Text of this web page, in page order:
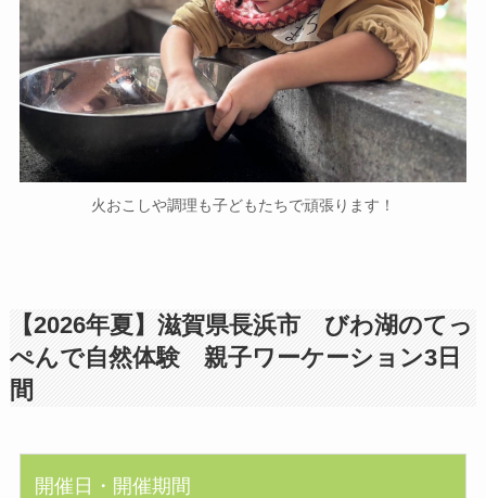
火おこしや調理も子どもたちで頑張ります！
【2026年夏】滋賀県長浜市 びわ湖のてっ
ぺんで自然体験 親子ワーケーション3日
間
開催日・開催期間